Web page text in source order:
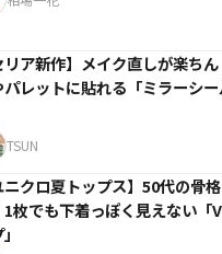
リア新作】メイク直しが楽ち
パレットに貼れる「ミラーシ
TSUN
ニクロ夏トップス】50代の骨
1枚でも下着っぽく見えない「